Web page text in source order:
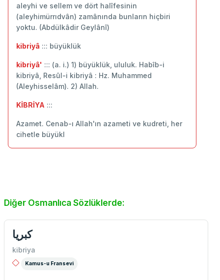
aleyhi ve sellem ve dört halîfesinin
(aleyhimürrıdvân) zamânında bunların hiçbiri
yoktu. (Abdülkâdir Geylânî)
kibriyâ ::: büyüklük
kibriyâ' ::: (a. i.) 1) büyüklük, ululuk. Habîb-i
kibriyâ, Resûl-i kibriyâ : Hz. Muhammed
(Aleyhisselâm). 2) Allah.
KİBRİYA :::
Azamet. Cenab-ı Allah'ın azameti ve kudreti, her
cihetle büyükl
Diğer Osmanlıca Sözlüklerde:
كبريا
kibriya
Kamus-u Fransevi